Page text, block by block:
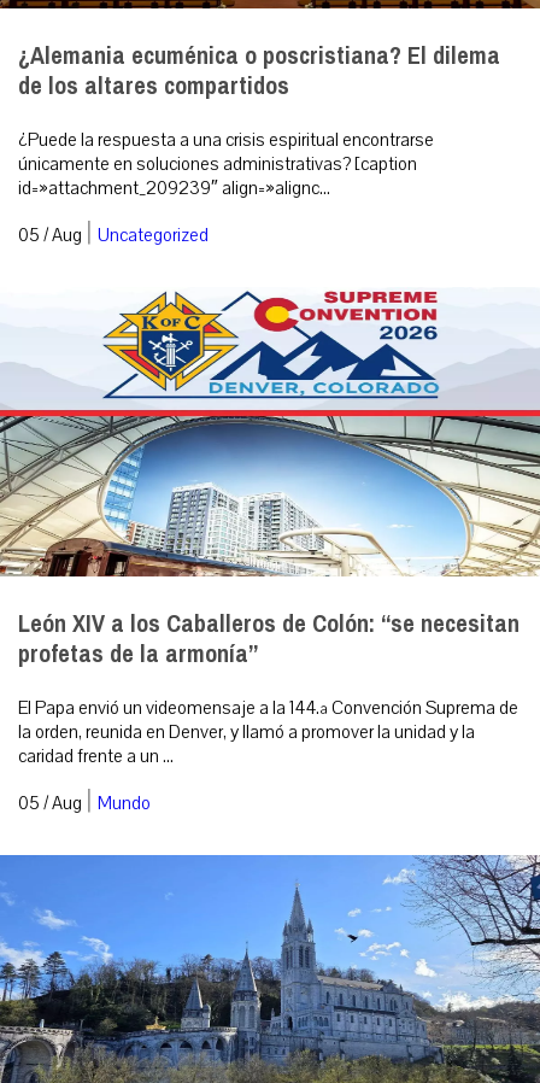
¿Alemania ecuménica o poscristiana? El dilema
de los altares compartidos
¿Puede la respuesta a una crisis espiritual encontrarse
únicamente en soluciones administrativas? [caption
id=»attachment_209239″ align=»alignc...
05 / Aug | Uncategorized
León XIV a los Caballeros de Colón: “se necesitan
profetas de la armonía”
El Papa envió un videomensaje a la 144.ª Convención Suprema de
la orden, reunida en Denver, y llamó a promover la unidad y la
caridad frente a un ...
05 / Aug | Mundo